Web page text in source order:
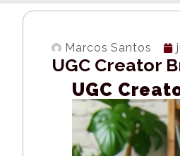
Marcos Santos
UGC Creator
UGC